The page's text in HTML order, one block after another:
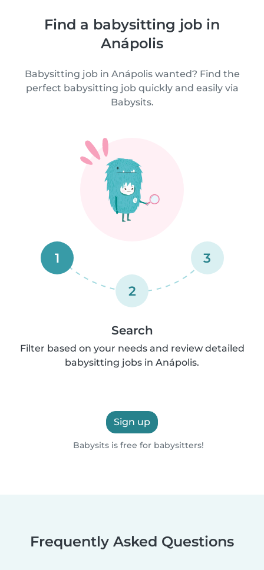
Find a babysitting job in
Anápolis
Babysitting job in Anápolis wanted? Find the
perfect babysitting job quickly and easily via
Babysits.
1
2
3
Search
Filter based on your needs and review detailed
babysitting jobs in Anápolis.
Sign up
Babysits is free for babysitters!
Frequently Asked Questions